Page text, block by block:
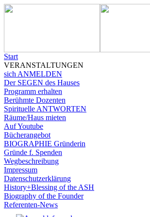
Start
VERANSTALTUNGEN
sich ANMELDEN
Der SEGEN des Hauses
Programm erhalten
Berühmte Dozenten
Spirituelle ANTWORTEN
Räume/Haus mieten
Auf Youtube
Bücherangebot
BIOGRAPHIE Gründerin
Gründe f. Spenden
Wegbeschreibung
Impressum
Datenschutzerklärung
History+Blessing of the ASH
Biography of the Founder
Referenten-News